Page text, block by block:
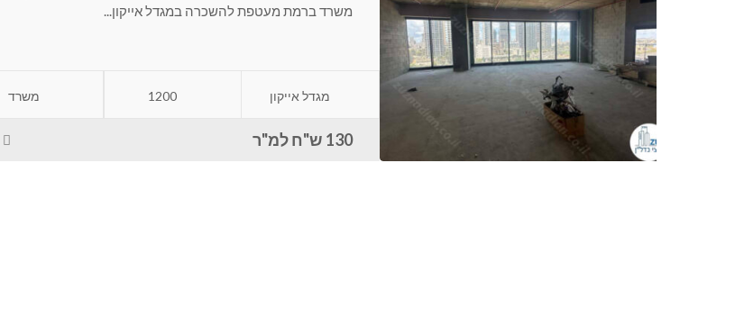
משרד ברמת מעטפת להשכרה במגדל אייקון...
מגדל אייקון 1200 משרד
130 ש"ח למ"ר